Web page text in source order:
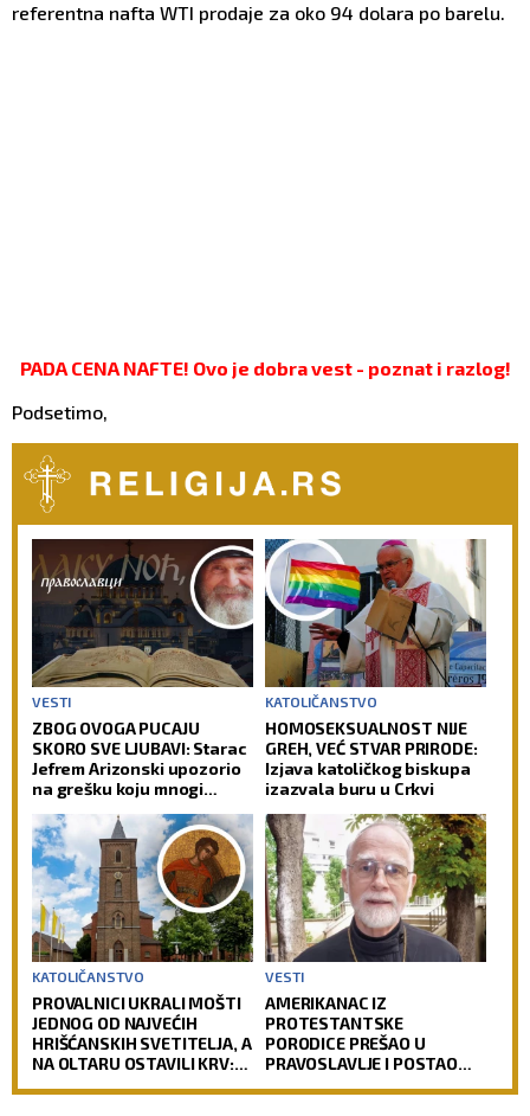
referentna nafta WTI prodaje za oko 94 dolara po barelu.
PADA CENA NAFTE! Ovo je dobra vest - poznat i razlog!
Podsetimo,
VESTI
ZBOG OVOGA PUCAJU
SKORO SVE LJUBAVI: Starac
Jefrem Arizonski upozorio
na grešku koju mnogi
KATOLIČANSTVO
HOMOSEKSUALNOST NIJE
GREH, VEĆ STVAR PRIRODE:
Izjava katoličkog biskupa
izazvala buru u Crkvi
KATOLIČANSTVO
PROVALNICI UKRALI MOŠTI
JEDNOG OD NAJVEĆIH
HRIŠĆANSKIH SVETITELJA, A
NA OLTARU OSTAVILI KRV:
VESTI
AMERIKANAC IZ
PROTESTANTSKE
PORODICE PREŠAO U
PRAVOSLAVLJE I POSTAO